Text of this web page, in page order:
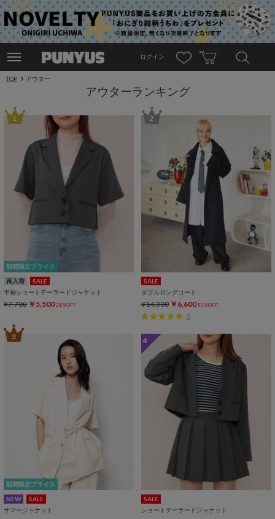
ログイン
TOP アウター
アウターランキング
期間限定プライス
1
再入荷
SALE
半袖ショートテーラードジャケット
¥7,700 ￥5,500 28%OFF
2
SALE
ダブルロングコート
¥14,300 ￥6,600 53%OFF
2
期間限定プライス
3
NEW
SALE
サマージャケット
4
SALE
ショートテーラードジャケット